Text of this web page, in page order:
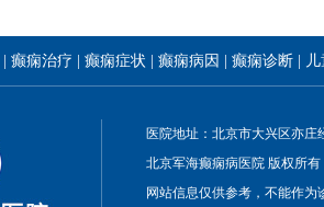
|癫痫治疗 |癫痫症状 |癫痫病因 |癫痫诊断
医院地址：北京市大兴区亦
北京军海癫痫病医院 版权所有
网站信息仅供参考，不能作